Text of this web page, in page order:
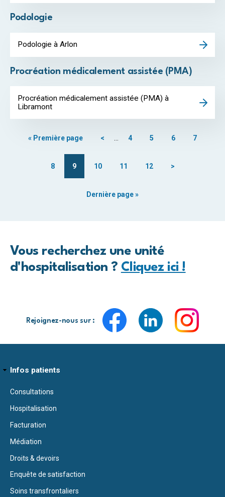
Podologie
Podologie à Arlon
Procréation médicalement assistée (PMA)
Procréation médicalement assistée (PMA) à
Libramont
« Première page < 4 5 6 7
8 9 10 11 12 >
Dernière page »
Vous recherchez une unité
d'hospitalisation ? Cliquez ici !
Rejoignez-nous sur :
Infos patients
Consultations
Hospitalisation
Facturation
Médiation
Droits & devoirs
Enquête de satisfaction
Soins transfrontaliers